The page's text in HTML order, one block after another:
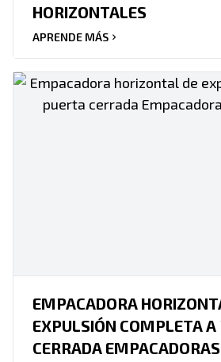
HORIZONTALES
APRENDE MÁS
EMPACADORA
EXPULSIÓN COMPLETA A
CERRADA EMPACADORAS